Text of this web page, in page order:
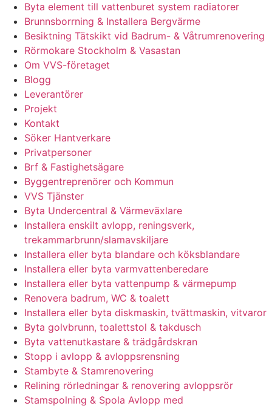
Byta element till vattenburet system radiatorer
Brunnsborrning & Installera Bergvärme
Besiktning Tätskikt vid Badrum- & Våtrumrenovering
Rörmokare Stockholm & Vasastan
Om VVS-företaget
Blogg
Leverantörer
Projekt
Kontakt
Söker Hantverkare
Privatpersoner
Brf & Fastighetsägare
Byggentreprenörer och Kommun
VVS Tjänster
Byta Undercentral & Värmeväxlare
Installera enskilt avlopp, reningsverk,
trekammarbrunn/slamavskiljare
Installera eller byta blandare och köksblandare
Installera eller byta varmvattenberedare
Installera eller byta vattenpump & värmepump
Renovera badrum, WC & toalett
Installera eller byta diskmaskin, tvättmaskin, vitvaror
Byta golvbrunn, toalettstol & takdusch
Byta vattenutkastare & trädgårdskran
Stopp i avlopp & avloppsrensning
Stambyte & Stamrenovering
Relining rörledningar & renovering avloppsrör
Stamspolning & Spola Avlopp med